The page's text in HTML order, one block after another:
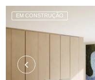
EM CONSTRUÇÃO